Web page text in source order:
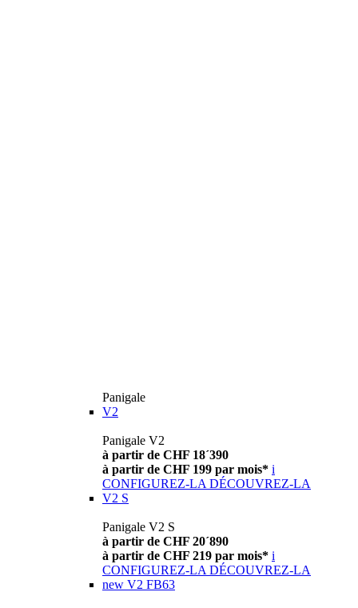
Panigale
V2
Panigale V2
à partir de CHF 18´390
à partir de CHF 199 par mois* i
CONFIGUREZ-LA DÉCOUVREZ-LA
V2 S
Panigale V2 S
à partir de CHF 20´890
à partir de CHF 219 par mois* i
CONFIGUREZ-LA DÉCOUVREZ-LA
new V2 FB63